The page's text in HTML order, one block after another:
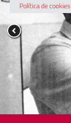
Política de cookies